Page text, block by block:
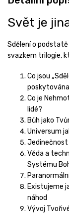
Svět je
Sdělení o
svazkem trilogie,
Co jsou
Co je
lidé?
Bůh jako
Universum
Jedinečnost
Věda a
Systému
Existujeme
náhod
Vývoj